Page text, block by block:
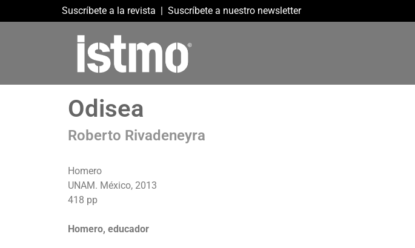
Suscríbete a la revista | Suscríbete a nuestro newsletter
Odisea
Roberto Rivadeneyra
Homero
UNAM. México, 2013
418 pp
Homero, educador